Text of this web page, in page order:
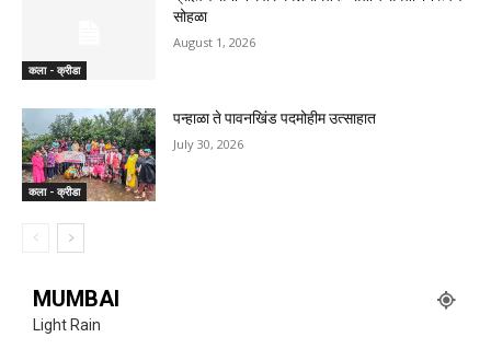
कला - क्रीडा
सोहळा
August 1, 2026
कला - क्रीडा
पन्हाळा ते पावनखिंड पदमोहीम उत्साहात
July 30, 2026
MUMBAI
Light Rain